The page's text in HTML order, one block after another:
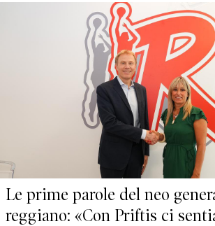
Le prime parole del neo
reggiano: «Con Priftis ci